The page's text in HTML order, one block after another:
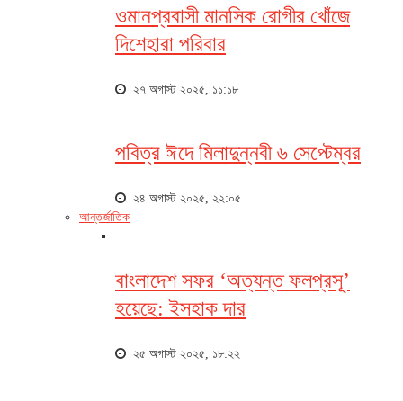
ওমানপ্রবাসী মানসিক রোগীর খোঁজে
দিশেহারা পরিবার
২৭ অগাস্ট ২০২৫, ১১:১৮
পবিত্র ঈদে মিলাদুন্নবী ৬ সেপ্টেম্বর
২৪ অগাস্ট ২০২৫, ২২:০৫
আন্তর্জাতিক
বাংলাদেশ সফর ‘অত্যন্ত ফলপ্রসূ’
হয়েছে: ইসহাক দার
২৫ অগাস্ট ২০২৫, ১৮:২২